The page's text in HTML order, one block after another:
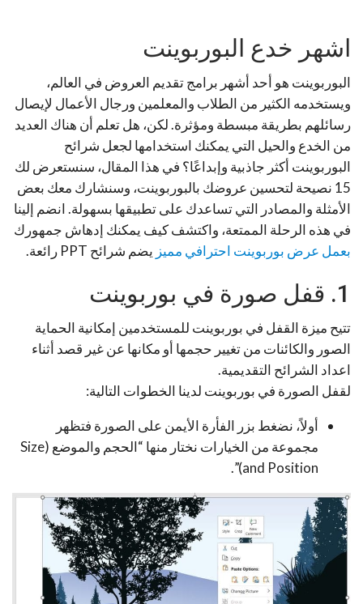
اشهر خدع البوربوينت
البوربوينت هو أحد أشهر برامج تقديم العروض في العالم،
ويستخدمه الكثير من الطلاب والمعلمين ورجال الأعمال لإيصال
رسائلهم بطريقة مبسطة ومؤثرة. لكن، هل تعلم أن هناك العديد
من الخدع والحيل التي يمكنك استخدامها لجعل شرائح
البوربوينت أكثر جاذبية وإبداعًا؟ في هذا المقال، سنستعرض لك
15 نصيحة لتحسين عروضك بالبوربوينت، وسنشارك معك بعض
الأمثلة والمصادر التي تساعدك على تطبيقها بسهولة. انضم إلينا
في هذه الرحلة الممتعة، واكتشف كيف يمكنك إدهاش جمهورك
بعمل عرض بوربوينت احترافي مميز يضم شرائح PPT رائعة.
1. قفل صورة في بوربوينت
تتيح ميزة القفل في بوربوينت للمستخدمين إمكانية الحماية
الصور والكائنات من تغيير حجمها أو مكانها عن غير قصد أثناء
اعداد الشرائح التقديمية.
لقفل الصورة في بوربوينت لدينا الخطوات التالية:
أولاً، نضغط بزر الفأرة الأيمن على الصورة فتظهر
مجموعة من الخيارات نختار منها “الحجم والموضع (Size
and Position)”.